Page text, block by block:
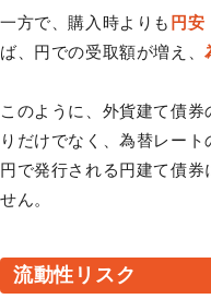
一方で、購入時よりも 円安
ば、円での受取額が増え、
このように、外貨建て債
りだけでなく、為替レー
円で発行される円建て債
せん。
流動性リスク